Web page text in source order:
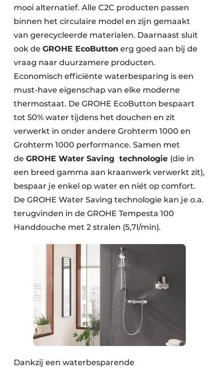
mooi alternatief. Alle C2C producten passen
binnen het circulaire model en zijn gemaakt
van gerecycleerde materialen. Daarnaast sluit
ook de GROHE EcoButton erg goed aan bij de
vraag naar duurzamere producten.
Economisch efficiënte waterbesparing is een
must-have eigenschap van elke moderne
thermostaat. De GROHE EcoButton bespaart
tot 50% water tijdens het douchen en zit
verwerkt in onder andere Grohterm 1000 en
Grohterm 1000 performance. Samen met
de GROHE Water Saving technologie (die in
een breed gamma aan kraanwerk verwerkt zit),
bespaar je enkel op water en niét op comfort.
De GROHE Water Saving technologie kan je o.a.
terugvinden in de GROHE Tempesta 100
Handdouche met 2 stralen (5,7l/min).
Dankzij een waterbesparende